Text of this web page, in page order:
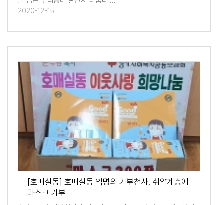
2020-12-15
[호매실동] 호매실동 익명의 기부천사, 취약계층에
마스크 기부